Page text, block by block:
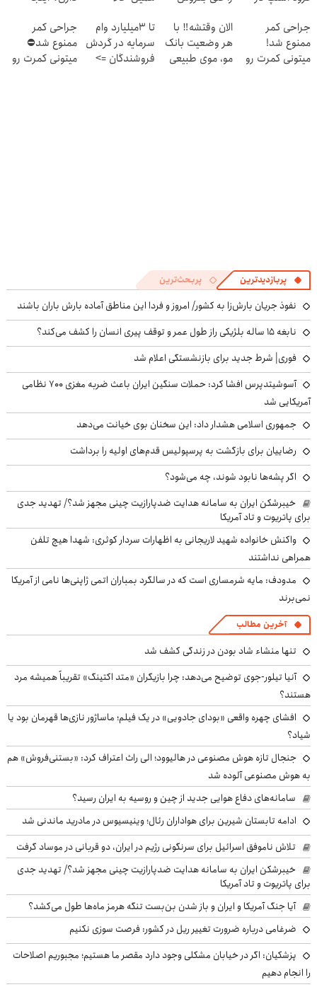
بده 🎯
جراحی کمر
ممنوع شد!
میتونی کمرت رو
الان وقتشه‼️ با
هر وضعیت بانک
مو، موی طبیعی
تا 3میلیارد وام
سرمایه در گردش
فروشندگان =>
جراحی کمر
ممنوع شد⛔
میتونی کمرت رو
پربازدیدترین پربحث‌ترین
نفوذ جریان بارش‌زا به کشور/ امروز و فردا این مناطق آماده بارش باران باشند
نابغه ۱۵ ساله بلژیکی راز طول عمر و توقف پیری انسان را کشف می‌کند؟
فوری| شرط جدید برای بازنشستگی اعلام شد
آسوشیتدپرس افشا کرد: حملات سنگین ایران باعث ضربه مغزی ۷۰۰ نظامی
آمریکایی شد
جمهوری اسلامی هشدار داد: این سخنان بوی خیانت می‌دهد
رضاییان برای بازگشت به پرسپولیس قدم‌های اولیه را برداشت
اگر پشه‌ها نابود شوند، چه می‌شود؟
خیبرشکن ایران به سامانه هدایت ضدپارازیت چینی مجهز شد؟/ تهدید جدی
برای پاتریوت و تاد آمریکا
واکنش خانواده شهید لاریجانی به اظهارات سردار کوثری: شهدا هیچ تلفن
همراهی نداشتند
مدودف: مایه شرمساری است که در سالگرد بمباران اتمی ژاپنی‌ها نامی از آمریکا
نمی‌برند
آخرین مطالب
تنها منشاء شاد بودن در زندگی کشف شد
آنیا تیلور-جوی توضیح می‌دهد: چرا بازیگران «متد اکتینگ» تقریباً همیشه مرد
هستند؟
افشای چهره واقعی «بودای جادویی» در یک فیلم؛ ماساژور نازی‌ها قهرمان بود یا
شیاد؟
جنجال تازه هوش مصنوعی در هالیوود؛ الی راث اعتراف کرد: «بستنی‌فروش» هم
به هوش مصنوعی آلوده شد
سامانه‌های دفاع هوایی جدید از چین و روسیه به ایران رسید؟
ادامه تابستان شیرین برای هواداران رئال؛ وینیسیوس در مادرید ماندنی شد
تلاش ناموفق اسرائیل برای سرنگونی رژیم در ایران، دو قربانی در موساد گرفت
خیبرشکن ایران به سامانه هدایت ضدپارازیت چینی مجهز شد؟/ تهدید جدی
برای پاتریوت و تاد آمریکا
آیا جنگ آمریکا و ایران و باز شدن بن‌بست تنگه هرمز ماه‌ها طول می‌کشد؟
ضرغامی درباره ضرورت تغییر ریل در کشور: فرصت سوزی نکنیم
پزشکیان: اگر در خیابان مشکلی وجود دارد مقصر ما هستیم؛ مجبوریم اصلاحات
را انجام دهیم